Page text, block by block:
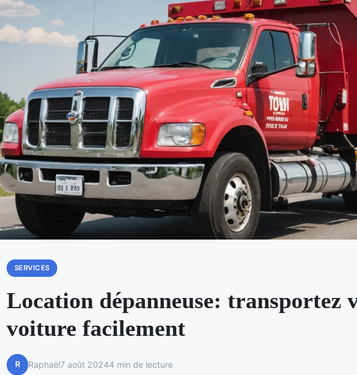
SERVICES
Location dépanneuse: transportez
voiture facilement
R Raphaël7 août 20244 min de lecture